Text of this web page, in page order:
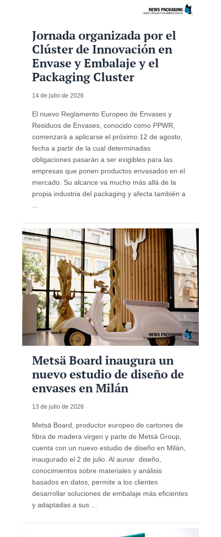
Jornada organizada por el
Clúster de Innovación en
Envase y Embalaje y el
Packaging Cluster
14 de julio de 2026
El nuevo Reglamento Europeo de Envases y
Residuos de Envases, conocido como PPWR,
comenzará a aplicarse el próximo 12 de agosto,
fecha a partir de la cual determinadas
obligaciones pasarán a ser exigibles para las
empresas que ponen productos envasados en el
mercado. Su alcance va mucho más allá de la
propia industria del packaging y afecta también a
Metsä Board inaugura un
nuevo estudio de diseño de
envases en Milán
13 de julio de 2026
Metsä Board, productor europeo de cartones de
fibra de madera virgen y parte de Metsä Group,
cuenta con un nuevo estudio de diseño en Milán,
inaugurado el 2 de julio. Al aunar diseño,
conocimientos sobre materiales y análisis
basados en datos, permite a los clientes
desarrollar soluciones de embalaje más eficientes
y adaptadas a sus ...